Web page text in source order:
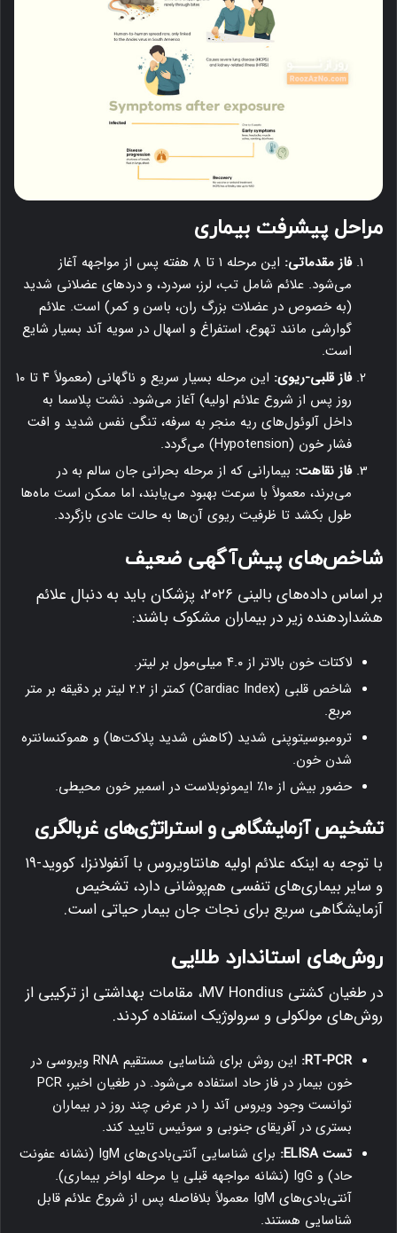
مراحل پیشرفت بیماری
فاز مقدماتی:
این مرحله ۱ تا ۸ هفته پس از مواجهه آغاز
می‌شود. علائم شامل تب، لرز، سردرد، و دردهای عضلانی شدید
(به خصوص در عضلات بزرگ ران، باسن و کمر) است. علائم
گوارشی مانند تهوع، استفراغ و اسهال در سویه آند بسیار شایع
است.
فاز قلبی-ریوی:
این مرحله بسیار سریع و ناگهانی (معمولاً ۴ تا ۱۰
روز پس از شروع علائم اولیه) آغاز می‌شود. نشت پلاسما به
داخل آلوئول‌های ریه منجر به سرفه، تنگی نفس شدید و افت
فشار خون (Hypotension) می‌گردد.
فاز نقاهت: بیمارانی که از مرحله بحرانی جان سالم به در
می‌برند، معمولاً با سرعت بهبود می‌یابند، اما ممکن است ماه‌ها
طول بکشد تا ظرفیت ریوی آن‌ها به حالت عادی بازگردد.
شاخص‌های پیش‌آگهی ضعیف
بر اساس داده‌های بالینی ۲۰۲۶، پزشکان باید به دنبال علائم
هشداردهنده زیر در بیماران مشکوک باشند:
لاکتات خون بالاتر از ۴.۰ میلی‌مول بر لیتر.
شاخص قلبی (Cardiac Index) کمتر از ۲.۲ لیتر بر دقیقه بر متر
مربع.
ترومبوسیتوپنی شدید (کاهش شدید پلاکت‌ها) و هموکنسانتره
شدن خون.
حضور بیش از ۱۰٪ ایمونوبلاست در اسمیر خون محیطی.
تشخیص آزمایشگاهی و استراتژی‌های غربالگری
با توجه به اینکه علائم اولیه هانتاویروس با آنفولانزا، کووید-۱۹
و سایر بیماری‌های تنفسی هم‌پوشانی دارد، تشخیص
آزمایشگاهی سریع برای نجات جان بیمار حیاتی است.
روش‌های استاندارد طلایی
در طغیان کشتی MV Hondius، مقامات بهداشتی از ترکیبی از
روش‌های مولکولی و سرولوژیک استفاده کردند.
RT-PCR:
این روش برای شناسایی مستقیم RNA ویروسی در
خون بیمار در فاز حاد استفاده می‌شود. در طغیان اخیر، PCR
توانست وجود ویروس آند را در عرض چند روز در بیماران
بستری در آفریقای جنوبی و سوئیس تایید کند.
تست ELISA:
برای شناسایی آنتی‌بادی‌های IgM (نشانه عفونت
حاد) و IgG (نشانه مواجهه قبلی یا مرحله اواخر بیماری).
آنتی‌بادی‌های IgM معمولاً بلافاصله پس از شروع علائم قابل
شناسایی هستند.